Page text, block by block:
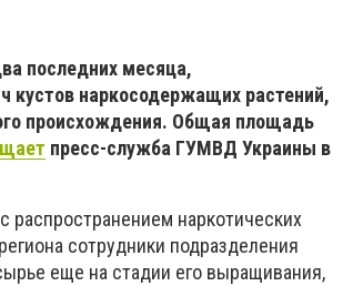
последних месяца,
кустов наркосодержащих растений,
происхождения. Общая площадь
пресс-служба ГУМВД Украины в
наркотических
сотрудники подразделения
еще на стадии его выращивания,